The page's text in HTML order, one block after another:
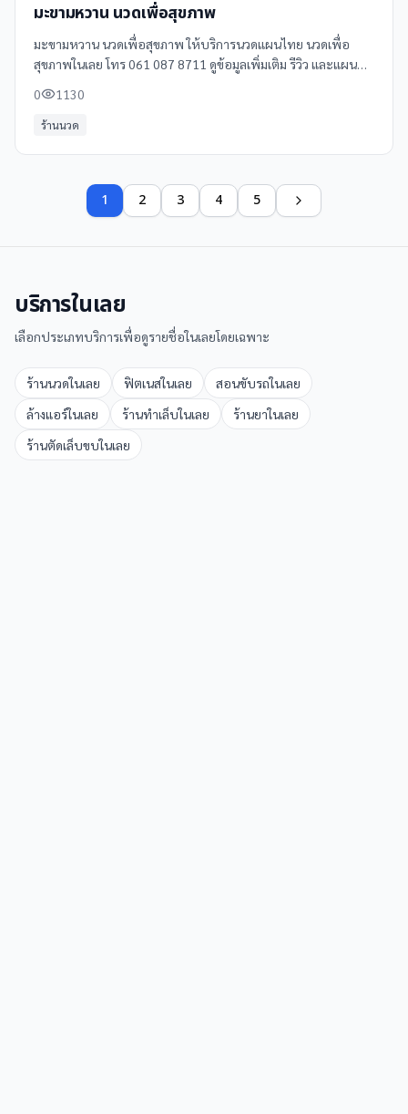
มะขามหวาน นวดเพื่อสุขภาพ
มะขามหวาน นวดเพื่อสุขภาพ ให้บริการนวดแผนไทย นวดเพื่อ
สุขภาพในเลย โทร 061 087 8711 ดูข้อมูลเพิ่มเติม รีวิว และแผนที่
0 1130
ร้านนวด
1 2 3 4 5
บริการในเลย
เลือกประเภทบริการเพื่อดูรายชื่อในเลยโดยเฉพาะ
ร้านนวดในเลย ฟิตเนสในเลย สอนขับรถในเลย
ล้างแอร์ในเลย ร้านทำเล็บในเลย ร้านยาในเลย
ร้านตัดเล็บขบในเลย